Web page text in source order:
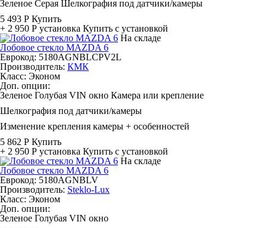
Зеленое Серая Шелкография под датчики/камеры
5 493 Р Купить
+ 2 950 Р установка Купить с установкой
На складе
Лобовое стекло MAZDA 6
Еврокод: 5180AGNBLCPV2L
Производитель: КМК
Класс: Эконом
Доп. опции:
Зеленое Голубая VIN окно Камера или крепление
Шелкография под датчики/камеры
Изменение крепления камеры + особенностей
5 862 Р Купить
+ 2 950 Р установка Купить с установкой
На складе
Лобовое стекло MAZDA 6
Еврокод: 5180AGNBLV
Производитель: Steklo-Lux
Класс: Эконом
Доп. опции:
Зеленое Голубая VIN окно